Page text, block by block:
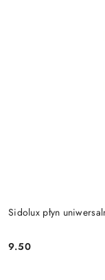
Sidolux płyn
Cena:
9.50